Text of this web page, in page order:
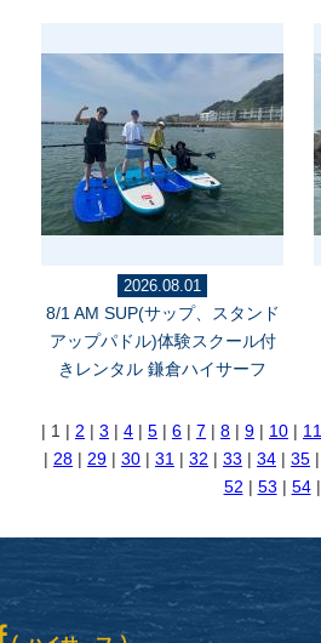
2026.08.01
8/1 AM SUP(サップ、スタンド
アップパドル)体験スクール付
きレンタル 鎌倉ハイサーフ
| 1 | 2 | 3 | 4 | 5 | 6 | 7 | 8 | 9 | 10 | 11
| 28 | 29 | 30 | 31 | 32 | 33 | 34 | 35 |
52 | 53 | 54|